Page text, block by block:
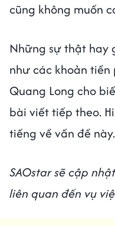
cũng không muốn
Những sự thật hay
như các khoản tiền
Quang Long cho
bài viết tiếp theo.
tiếng về vấn đề này.
SAOstar sẽ cập
liên quan đến vụ